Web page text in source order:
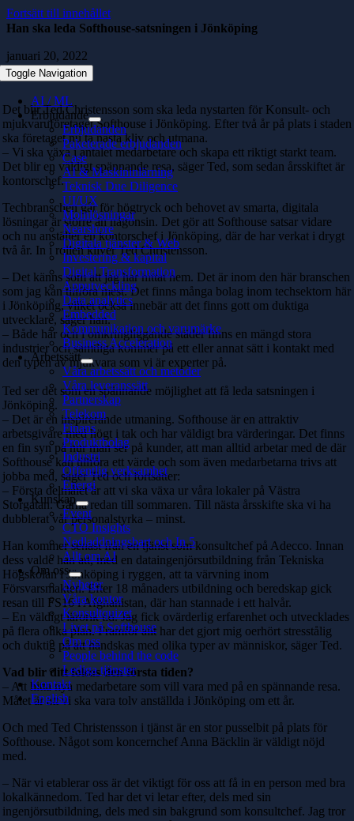
Fortsätt till innehållet
Toggle Navigation
AI / ML
Erbjudande
Erbjudanden
Paketerade erbjudanden
Case
AI & Maskininlärning
Teknisk Due Diligence
UI/UX
Molnlösningar
Nearshore
Digitala tjänster & Web
Investering & kapital
Digital Transformation
Apputveckling
Data analytics
Embedded
Kommunikation och varumärke
Business Acceleration
Arbetssätt
Våra arbetssätt och metoder
Våra leveranssätt
Partnerskap
Telekom
Finans
Produktbolag
Industri
Offentlig verksamhet
Energi
Kunskap
Event
CTO Insights
Nedladdningsbart och In 5
Allt om AI
Om oss
Nyheter
Våra kontor
Konsultquizet
Livet på Softhouse
Om oss
People behind the code
Lediga tjänster
Kontakt
English
Han ska leda Softhouse-satsningen i Jönköping
januari 20, 2022
Det blir Ted Christensson som ska leda nystarten för Konsult- och
mjukvaruföretaget Softhouse i Jönköping. Efter två år på plats i staden
ska företaget nu ta nästa kliv och utmana.
– Vi ska växa i antalet medarbetare och skapa ett riktigt starkt team.
Det blir en väldigt spännande resa, säger Ted, som sedan årsskiftet är
kontorschef.
Techbranschen går för högtryck och behovet av smarta, digitala
lösningar är större än någonsin. Det gör att Softhouse satsar vidare
och nu anställer en kontorschef i Jönköping, där de har verkat i drygt
två år. In i rollen kliver Ted Christensson.
– Det känns som att jag har hittat hem. Det är inom den här branschen
som jag kan tillföra mest. Det finns många bolag inom techsektorn här
i Jönköping, vilket också innebär att det finns gott om duktiga
utvecklare, säger han.
– Både här och i omkringliggande städer finns en mängd stora
industrier och samtliga kommer på ett eller annat sätt i kontakt med
den typen av mjukvara som vi är experter på.
Ted ser det som en spännande möjlighet att få leda satsningen i
Jönköping.
– Det är en inspirerande utmaning. Softhouse är en attraktiv
arbetsgivare med högt i tak och har väldigt bra värderingar. Det finns
en fin syn på hur man ser på kunder, att man alltid arbetar med de där
Softhouse kan tillföra ett värde och som även medarbetarna trivs att
jobba med, säger Ted och fortsätter:
– Första delmålet är att vi ska växa ur våra lokaler på Västra
Storgatan. Gärna redan till sommaren. Till nästa årsskifte ska vi ha
dubblerat vår personalstyrka – minst.
Han kommer senast från en tjänst som konsultchef på Adecco. Innan
dess valde han att, med en dataingenjörsutbildning från Tekniska
Högskolan i Jönköping i ryggen, att ta värvning inom
Försvarsmakten. Efter 18 månaders utbildning och beredskap gick
resan till FS16 i Afghanistan, där han stannade i ett halvår.
– En väldigt lärorik tid. Jag fick ovärderlig erfarenhet och utvecklades
på flera olika plan. Framför allt har det gjort mig oerhört stresstålig
och duktig på att handskas med olika typer av människor, säger Ted.
Vad blir ditt fokus den första tiden?
– Att hitta nya medarbetare som vill vara med på en spännande resa.
Målet är att vi ska vara tolv anställda i Jönköping om ett år.
Och med Ted Christensson i tjänst är en stor pusselbit på plats för
Softhouse. Något som koncernchef Anna Bäcklin är väldigt nöjd
med.
– När vi etablerar oss är det viktigt för oss att få in en person med bra
lokalkännedom. Ted har det vi letar efter, dels med sin
ingenjörsutbildning, dels med sin bakgrund som konsultchef. Jag tror